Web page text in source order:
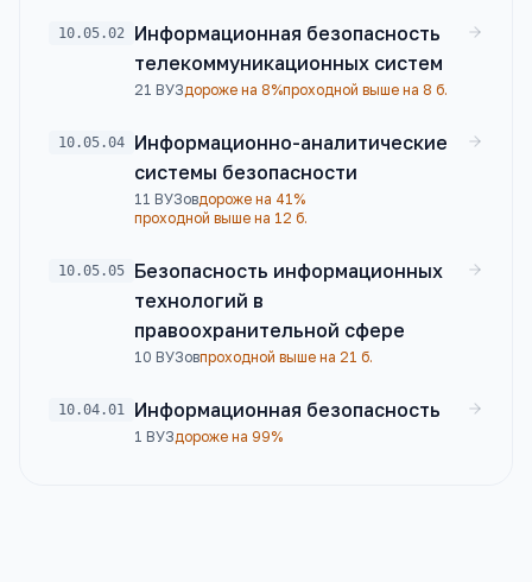
10.05.02
Информационная безопасность
телекоммуникационных систем
21 ВУЗдороже на 8%проходной выше на 8 б.
10.05.04
Информационно-аналитические
системы безопасности
11 ВУЗовдороже на 41%
проходной выше на 12 б.
10.05.05
Безопасность информационных
технологий в
правоохранительной сфере
10 ВУЗовпроходной выше на 21 б.
10.04.01 Информационная безопасность
1 ВУЗдороже на 99%